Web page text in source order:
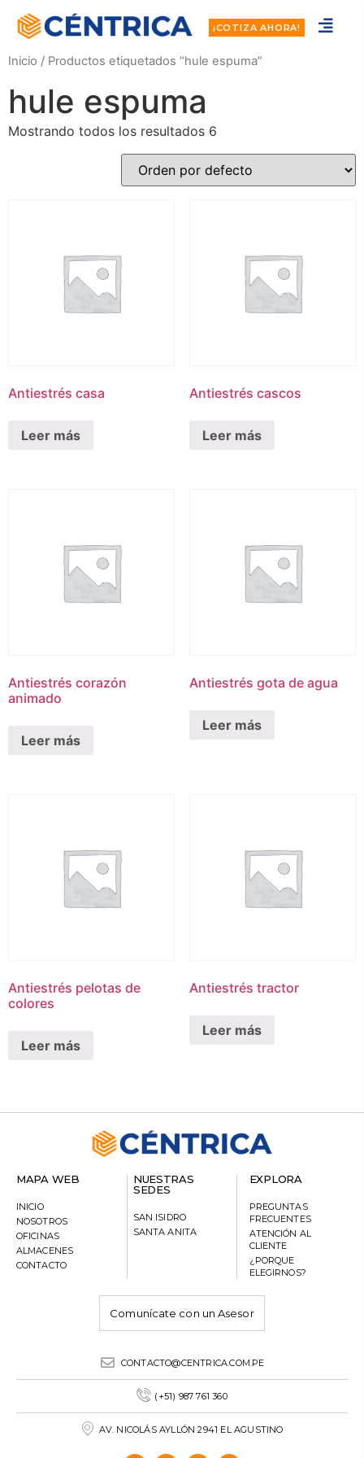
¡COTIZA AHORA!
Inicio / Productos etiquetados “hule espuma”
hule espuma
Mostrando todos los resultados 6
Antiestrés casa
Leer más
Antiestrés cascos
Leer más
Antiestrés corazón
animado
Leer más
Antiestrés gota de agua
Leer más
Antiestrés pelotas de
colores
Leer más
Antiestrés tractor
Leer más
MAPA WEB
INICIO
NOSOTROS
OFICINAS
ALMACENES
CONTACTO
NUESTRAS
SEDES
SAN ISIDRO
SANTA ANITA
EXPLORA
PREGUNTAS
FRECUENTES
ATENCIÓN AL
CLIENTE
¿PORQUE
ELEGIRNOS?
Comunícate con un Asesor
CONTACTO@CENTRICA.COM.PE
(+51) 987 761 360
AV. NICOLÁS AYLLÓN 2941 EL AGUSTINO